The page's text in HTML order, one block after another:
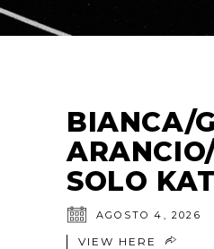
BIANCA/
SOLO
AGOSTO 4, 2026
VIEW HERE